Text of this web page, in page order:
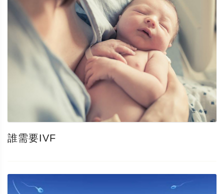
誰需要IVF